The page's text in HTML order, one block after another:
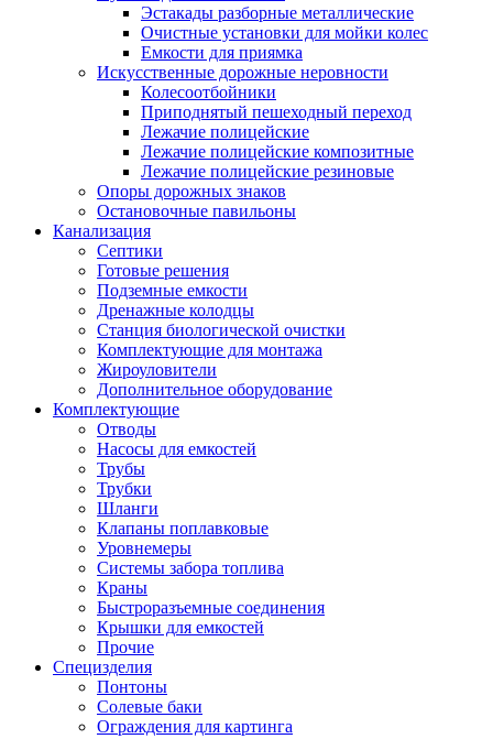
Эстакады разборные металлические
Очистные установки для мойки колес
Емкости для приямка
Искусственные дорожные неровности
Колесоотбойники
Приподнятый пешеходный переход
Лежачие полицейские
Лежачие полицейские композитные
Лежачие полицейские резиновые
Опоры дорожных знаков
Остановочные павильоны
Канализация
Септики
Готовые решения
Подземные емкости
Дренажные колодцы
Станция биологической очистки
Комплектующие для монтажа
Жироуловители
Дополнительное оборудование
Комплектующие
Отводы
Насосы для емкостей
Трубы
Трубки
Шланги
Клапаны поплавковые
Уровнемеры
Системы забора топлива
Краны
Быстроразъемные соединения
Крышки для емкостей
Прочие
Специзделия
Понтоны
Солевые баки
Ограждения для картинга